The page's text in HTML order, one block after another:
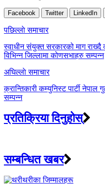
Facebook Twitter LinkedIn
Post
navigation
पछिल्लाे समाचार
स्वाधीन संयुक्त सरकारको माग राख्दै
विभिन्न जिल्लामा कोणसभाहरु सम्पन्न
अघिल्लाे समाचार
क्रान्तिकारी कम्युनिस्ट पार्टी नेपाल
सम्पन्न
प्रतिक्रिया दिनुहोस्
सम्बन्धित खबर